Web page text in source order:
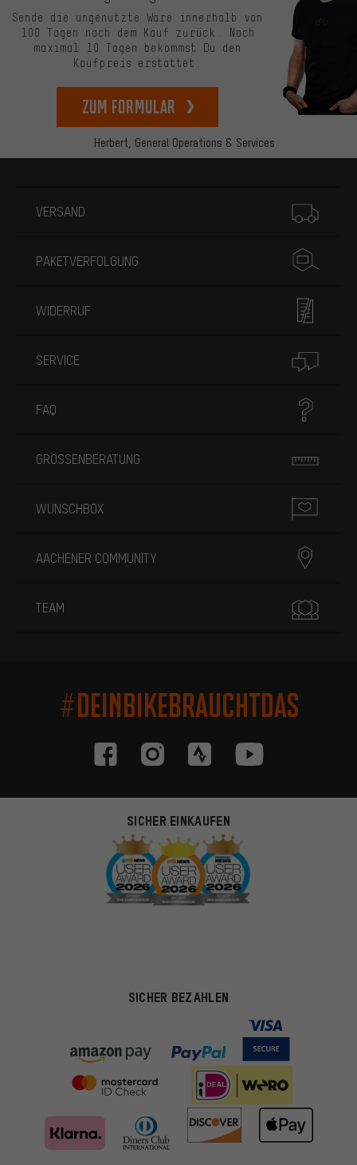
Herbert, General Operations & Services
Sende die ungenutzte Ware innerhalb von
100 Tagen nach dem Kauf zurück. Nach
maximal 10 Tagen bekommst Du den
Kaufpreis erstattet.
zum Formular
VERSAND
PAKETVERFOLGUNG
WIDERRUF
SERVICE
FAQ
GRÖSSENBERATUNG
WUNSCHBOX
AACHENER COMMUNITY
TEAM
#DEINBIKEBRAUCHTDAS
SICHER EINKAUFEN
SICHER BEZAHLEN